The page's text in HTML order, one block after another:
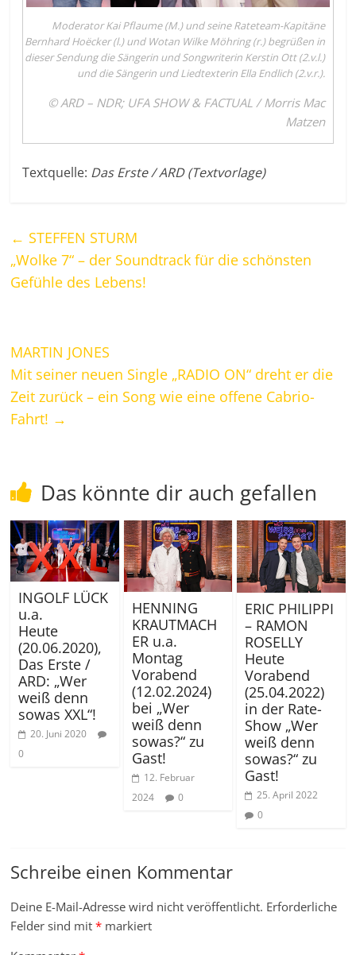
Moderator Kai Pflaume (M.) und seine Rateteam-Kapitäne
Bernhard Hoëcker (l.) und Wotan Wilke Möhring (r.) begrüßen in
dieser Sendung die Sängerin und Songwriterin Kerstin Ott (2.v.l.)
und die Sängerin und Liedtexterin Ella Endlich (2.v.r.).
© ARD – NDR; UFA SHOW & FACTUAL / Morris Mac
Matzen
Textquelle: Das Erste / ARD (Textvorlage)
← STEFFEN STURM
„Wolke 7“ – der Soundtrack für die schönsten
Gefühle des Lebens!
MARTIN JONES
Mit seiner neuen Single „RADIO ON“ dreht er die
Zeit zurück – ein Song wie eine offene Cabrio-
Fahrt! →
Das könnte dir auch gefallen
INGOLF LÜCK
u.a.
Heute
(20.06.2020),
Das Erste /
ARD: „Wer
weiß denn
sowas XXL“!
20. Juni 2020
0
HENNING
KRAUTMACH
ER u.a.
Montag
Vorabend
(12.02.2024)
bei „Wer
weiß denn
sowas?“ zu
Gast!
12. Februar
2024
0
ERIC PHILIPPI
– RAMON
ROSELLY
Heute
Vorabend
(25.04.2022)
in der Rate-
Show „Wer
weiß denn
sowas?“ zu
Gast!
25. April 2022
0
Schreibe einen Kommentar
Deine E-Mail-Adresse wird nicht veröffentlicht. Erforderliche
Felder sind mit* markiert